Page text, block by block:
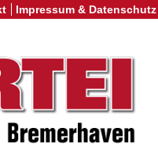
Impressum & Datenschutz